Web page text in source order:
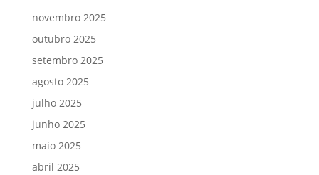
novembro 2025
outubro 2025
setembro 2025
agosto 2025
julho 2025
junho 2025
maio 2025
abril 2025